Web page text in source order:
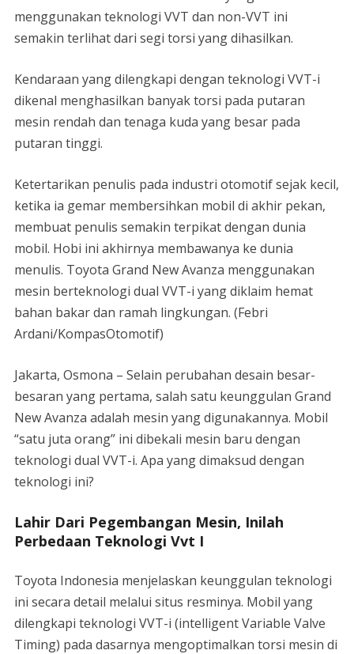
menggunakan teknologi VVT dan non-VVT ini
semakin terlihat dari segi torsi yang dihasilkan.
Kendaraan yang dilengkapi dengan teknologi VVT-i
dikenal menghasilkan banyak torsi pada putaran
mesin rendah dan tenaga kuda yang besar pada
putaran tinggi.
Ketertarikan penulis pada industri otomotif sejak kecil,
ketika ia gemar membersihkan mobil di akhir pekan,
membuat penulis semakin terpikat dengan dunia
mobil. Hobi ini akhirnya membawanya ke dunia
menulis. Toyota Grand New Avanza menggunakan
mesin berteknologi dual VVT-i yang diklaim hemat
bahan bakar dan ramah lingkungan. (Febri
Ardani/KompasOtomotif)
Jakarta, Osmona – Selain perubahan desain besar-
besaran yang pertama, salah satu keunggulan Grand
New Avanza adalah mesin yang digunakannya. Mobil
“satu juta orang” ini dibekali mesin baru dengan
teknologi dual VVT-i. Apa yang dimaksud dengan
teknologi ini?
Lahir Dari Pegembangan Mesin, Inilah
Perbedaan Teknologi Vvt I
Toyota Indonesia menjelaskan keunggulan teknologi
ini secara detail melalui situs resminya. Mobil yang
dilengkapi teknologi VVT-i (intelligent Variable Valve
Timing) pada dasarnya mengoptimalkan torsi mesin di